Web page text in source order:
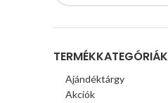
TERMÉKKATEGÓRIÁK
Ajándéktárgy
Akciók